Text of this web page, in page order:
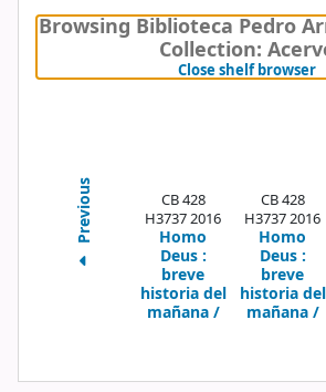
Browsing Biblioteca Pedro
Collection:
Close shelf browser
Previous
CB 428
H3737 2016
Homo
Deus :
breve
historia del
mañana /
CB 428
H3737 2016
Homo
Deus :
breve
historia del
mañana /